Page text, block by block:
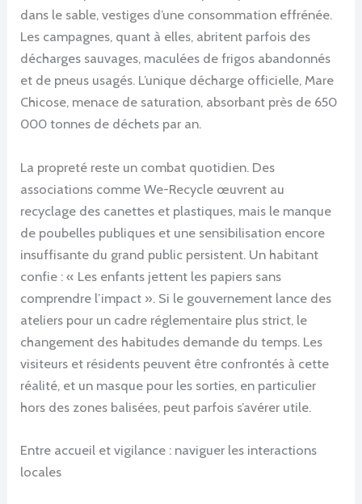
dans le sable, vestiges d’une consommation effrénée.
Les campagnes, quant à elles, abritent parfois des
décharges sauvages, maculées de frigos abandonnés
et de pneus usagés. L’unique décharge officielle, Mare
Chicose, menace de saturation, absorbant près de 650
000 tonnes de déchets par an.
La propreté reste un combat quotidien. Des
associations comme We-Recycle œuvrent au
recyclage des canettes et plastiques, mais le manque
de poubelles publiques et une sensibilisation encore
insuffisante du grand public persistent. Un habitant
confie : « Les enfants jettent les papiers sans
comprendre l’impact ». Si le gouvernement lance des
ateliers pour un cadre réglementaire plus strict, le
changement des habitudes demande du temps. Les
visiteurs et résidents peuvent être confrontés à cette
réalité, et un masque pour les sorties, en particulier
hors des zones balisées, peut parfois s’avérer utile.
Entre accueil et vigilance : naviguer les interactions
locales